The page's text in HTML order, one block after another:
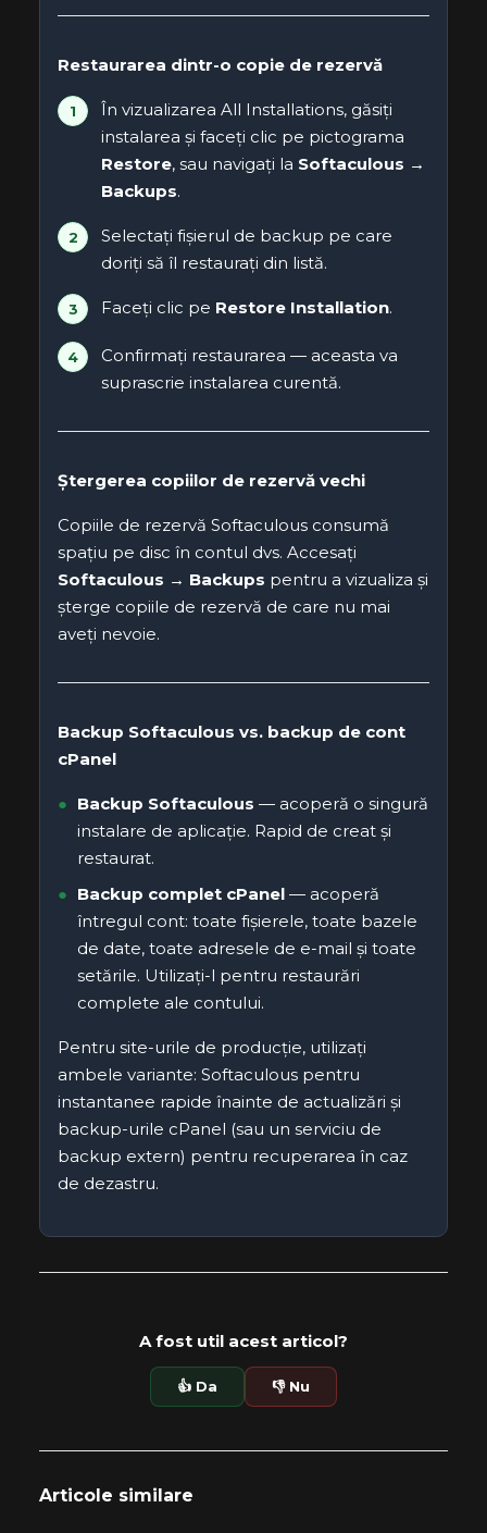
Restaurarea dintr-o copie de rezervă
În vizualizarea All Installations, găsiți
instalarea și faceți clic pe pictograma
Restore, sau navigați la Softaculous →
Backups.
Selectați fișierul de backup pe care
doriți să îl restaurați din listă.
Faceți clic pe Restore Installation.
Confirmați restaurarea — aceasta va
suprascrie instalarea curentă.
Ștergerea copiilor de rezervă vechi
Copiile de rezervă Softaculous consumă
spațiu pe disc în contul dvs. Accesați
Softaculous → Backups pentru a vizualiza și
șterge copiile de rezervă de care nu mai
aveți nevoie.
Backup Softaculous vs. backup de cont
cPanel
Backup Softaculous — acoperă o singură
instalare de aplicație. Rapid de creat și
restaurat.
Backup complet cPanel — acoperă
întregul cont: toate fișierele, toate bazele
de date, toate adresele de e-mail și toate
setările. Utilizați-l pentru restaurări
complete ale contului.
Pentru site-urile de producție, utilizați
ambele variante: Softaculous pentru
instantanee rapide înainte de actualizări și
backup-urile cPanel (sau un serviciu de
backup extern) pentru recuperarea în caz
de dezastru.
A fost util acest articol?
👍 Da 👎 Nu
Articole similare